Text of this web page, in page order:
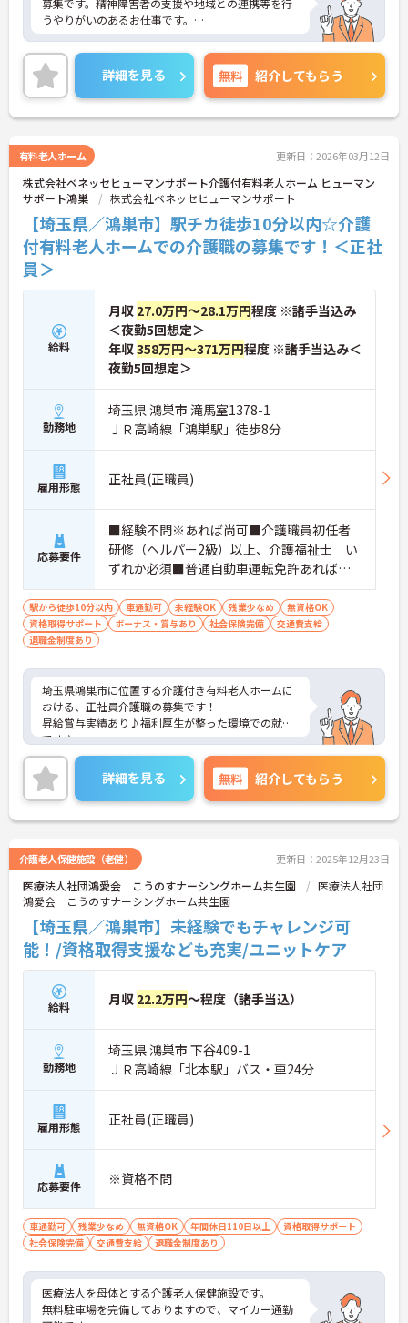
うやりがいのあるお仕事です。
年間休日が126日もあるので、プライベートを大切
にしながらご勤務いただけます。また、最寄駅から
無料の送迎バスがあり、通勤が苦になりません。
ご興味のある方には、面接対策ポイントなど、さら
さい！
詳細を見る 無料 紹介してもらう
有料老人ホーム 更新日：2026年03月12日
株式会社ベネッセヒューマンサポート介護付有料老人ホーム ヒューマン
サポート鴻巣
株式会社ベネッセヒューマンサポート
【埼玉県／鴻巣市】駅チカ徒歩10分以内☆介護
付有料老人ホームでの介護職の募集です！＜正社
員＞
給料
月収 27.0万円～28.1万円程度 ※諸手当込み
＜夜勤5回想定＞
年収358万円～371万円程度 ※諸手当込み＜
夜勤5回想定＞
勤務地
埼玉県 鴻巣市 滝馬室1378-1
ＪＲ高崎線「鴻巣駅」徒歩8分
雇用形態 正社員(正職員)
応募要件
■経験不問※あれば尚可■介護職員初任者
研修（ヘルパー2級）以上、介護福祉士 い
ずれか必須■普通自動車運転免許あれば尚
可（ＡＴ限定可）
駅から徒歩10分以内 車通勤可 未経験OK 残業少なめ
無資格OK
資格取得サポート
ボーナス・賞与あり 社会保険完備
交通費支給
退職金制度あり
埼玉県鴻巣市に位置する介護付き有料老人ホームに
おける、正社員介護職の募集です！
昇給賞与実績あり♪福利厚生が整った環境での就業
です♪
ご興味ある方には、面接対策ポイントなど、さらに
詳細をお話しいたしますのでお気軽にご相談くださ
い。
詳細を見る 無料 紹介してもらう
介護老人保健施設（老健） 更新日：2025年12月23日
医療法人社団鴻愛会 こうのすナーシングホーム共生園
医療法人社団
鴻愛会 こうのすナーシングホーム共生園
【埼玉県／鴻巣市】未経験でもチャレンジ可
能！/資格取得支援なども充実/ユニットケア
給料 月収 22.2万円～程度（諸手当込）
勤務地
埼玉県 鴻巣市 下谷409-1
ＪＲ高崎線「北本駅」バス・車24分
雇用形態 正社員(正職員)
応募要件 ※資格不問
車通勤可 残業少なめ 無資格OK 年間休日110日以上
資格取得サポート
社会保険完備
交通費支給 退職金制度あり
医療法人を母体とする介護老人保健施設です。
無料駐車場を完備しておりますので、マイカー通勤